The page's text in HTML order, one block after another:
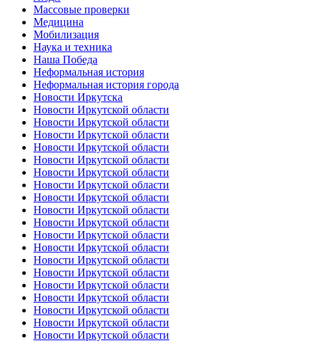
Массовые проверки
Медицина
Мобилизация
Наука и техника
Наша Победа
Неформальная история
Неформальная история города
Новости Иркутска
Новости Иркутской области
Новости Иркутской области
Новости Иркутской области
Новости Иркутской области
Новости Иркутской области
Новости Иркутской области
Новости Иркутской области
Новости Иркутской области
Новости Иркутской области
Новости Иркутской области
Новости Иркутской области
Новости Иркутской области
Новости Иркутской области
Новости Иркутской области
Новости Иркутской области
Новости Иркутской области
Новости Иркутской области
Новости Иркутской области
Новости Иркутской области